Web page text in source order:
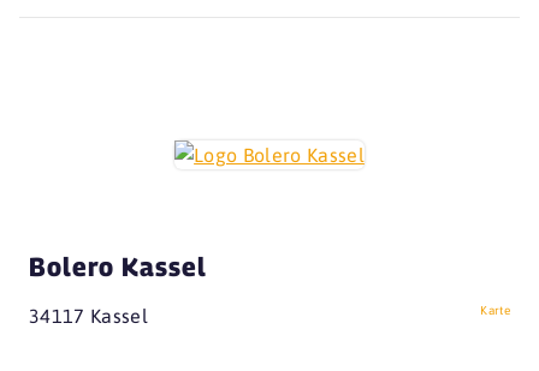
Bolero Kassel
34117 Kassel Karte